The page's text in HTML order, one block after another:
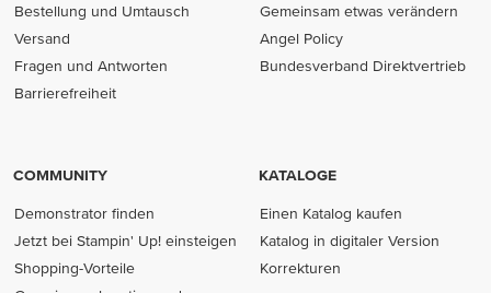
Bestellung und Umtausch
Versand
Fragen und Antworten
Barrierefreiheit
Gemeinsam etwas verändern
Angel Policy
Bundesverband Direktvertrieb
COMMUNITY
Demonstrator finden
Jetzt bei Stampin' Up! einsteigen
Shopping-Vorteile
KATALOGE
Einen Katalog kaufen
Katalog in digitaler Version
Korrekturen